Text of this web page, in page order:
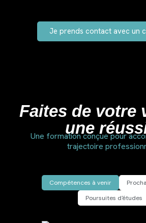
Je prends contact avec un
Faites de votre
une
Une formation conçue pour
trajectoire
Compétences à venir
Poursuites d'études